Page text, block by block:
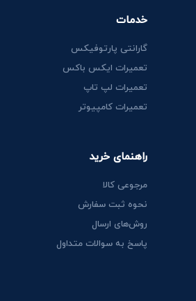
خدمات
گارانتی پارتوفیکس
تعمیرات ایکس باکس
تعمیرات لپ تاپ
تعمیرات کامپیوتر
راهنمای خرید
مرجوعی کالا
نحوه ثبت سفارش
روش‌های ارسال
پاسخ به سوالات متداول